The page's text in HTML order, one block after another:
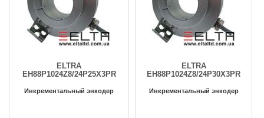
ELTRA
EH88P1024Z8/24P25X3PR
Инкрементальный энкодер
ELTRA
EH88P1024Z8/24P30X3PR
Инкрементальный энкодер